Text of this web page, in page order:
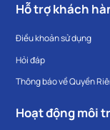
Hỗ trợ khách
Điều khoản sử dụng
Hỏi đáp
Thông báo về Quyền
Hoạt động môi